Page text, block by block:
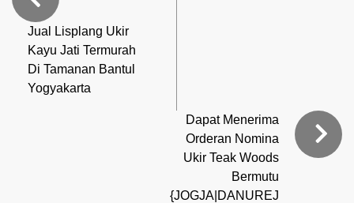
Jual Lisplang Ukir
Kayu Jati Termurah
Di Tamanan Bantul
Yogyakarta
Dapat Menerima
Orderan Nomina
Ukir Teak Woods
Bermutu
{JOGJA|DANUREJ